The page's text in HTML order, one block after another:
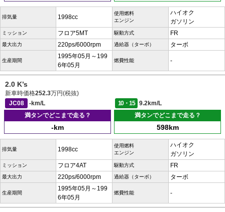
排気量 1998cc
使用燃料
エンジン
ハイオク
ガソリン
ミッション フロア5MT 駆動方式 FR
最大出力 220ps/6000rpm 過給器（ターボ） ターボ
生産期間
1995年05月～199
6年05月
燃費性能 -
2.0 K’s
新車時価格252.3万円(税抜)
JC08
-km/L 10・15
9.2km/L
満タンでどこまで走る？
-km
満タンでどこまで走る？
598km
排気量 1998cc
使用燃料
エンジン
ハイオク
ガソリン
ミッション フロア4AT 駆動方式 FR
最大出力 220ps/6000rpm 過給器（ターボ） ターボ
生産期間
1995年05月～199
6年05月
燃費性能 -